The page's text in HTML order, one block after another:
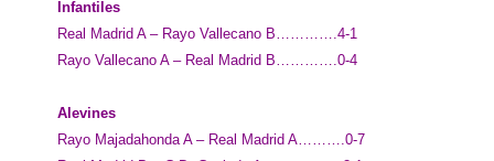
Infantiles
Real Madrid A – Rayo Vallecano B………….4-1
Rayo Vallecano A – Real Madrid B………….0-4
Alevines
Rayo Majadahonda A – Real Madrid A……….0-7